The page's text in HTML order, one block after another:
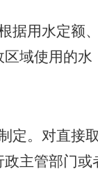
用水定额、
域使用的水
定。对直接取
主管部门或